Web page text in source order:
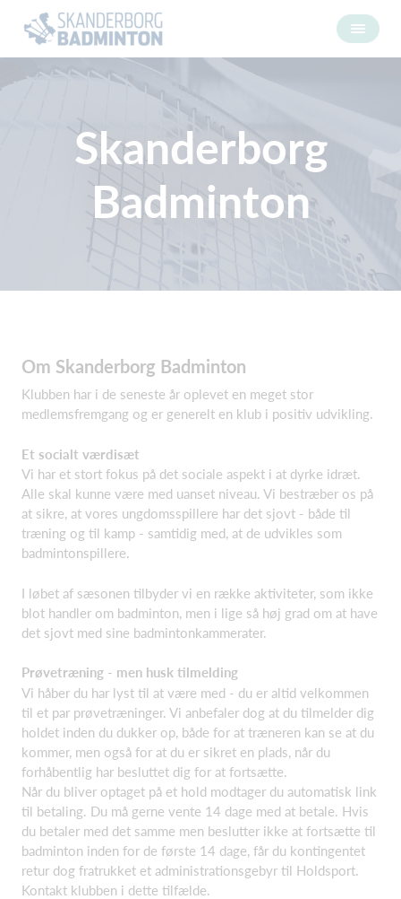
Skanderborg
Badminton
Om Skanderborg Badminton
Klubben har i de seneste år oplevet en meget stor
medlemsfremgang og er generelt en klub i positiv udvikling.
Et socialt værdisæt
Vi har et stort fokus på det sociale aspekt i at dyrke idræt.
Alle skal kunne være med uanset niveau. Vi bestræber os på
at sikre, at vores ungdomsspillere har det sjovt - både til
træning og til kamp - samtidig med, at de udvikles som
badmintonspillere.
I løbet af sæsonen tilbyder vi en række aktiviteter, som ikke
blot handler om badminton, men i lige så høj grad om at have
det sjovt med sine badmintonkammerater.
Prøvetræning - men husk tilmelding
Vi håber du har lyst til at være med - du er altid velkommen
til et par prøvetræninger. Vi anbefaler dog at du tilmelder dig
holdet inden du dukker op, både for at træneren kan se at du
kommer, men også for at du er sikret en plads, når du
forhåbentlig har besluttet dig for at fortsætte.
Når du bliver optaget på et hold modtager du automatisk link
til betaling. Du må gerne vente 14 dage med at betale. Hvis
du betaler med det samme men beslutter ikke at fortsætte til
badminton inden for de første 14 dage, får du kontingentet
retur dog fratrukket et administrationsgebyr til Holdsport.
Kontakt klubben i dette tilfælde.